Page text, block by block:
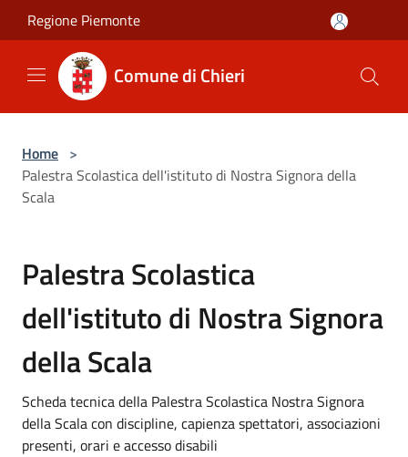
Salta al contenuto principale
Regione Piemonte
Comune di Chieri
Home >
Palestra Scolastica dell'istituto di Nostra Signora della
Scala
Palestra Scolastica
dell'istituto di Nostra Signora
della Scala
Scheda tecnica della Palestra Scolastica Nostra Signora
della Scala con discipline, capienza spettatori, associazioni
presenti, orari e accesso disabili